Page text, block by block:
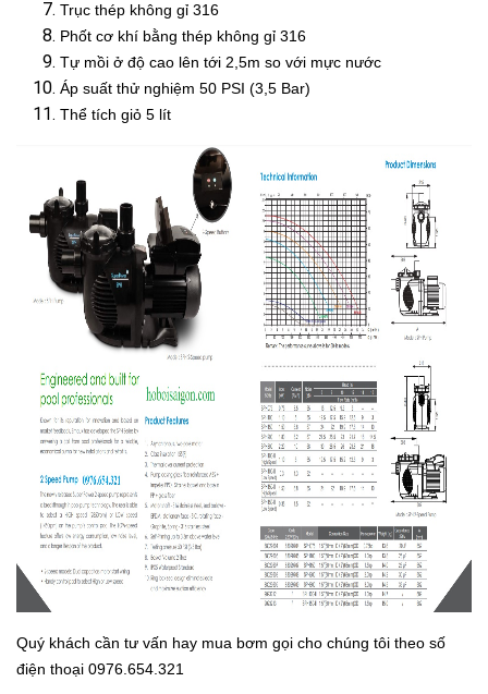
Trục thép không gỉ 316
Phốt cơ khí bằng thép không gỉ 316
Tự mồi ở độ cao lên tới 2,5m so với mực nước
Áp suất thử nghiệm 50 PSI (3,5 Bar)
Thể tích giỏ 5 lít
Quý khách cần tư vấn hay mua bơm gọi cho chúng tôi theo số
điện thoại 0976.654.321